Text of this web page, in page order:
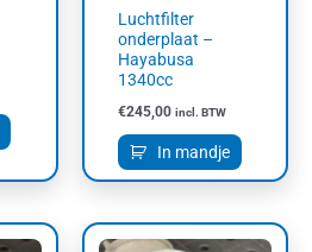
Luchtfilter
onderplaat –
Hayabusa
1340cc
€245,00 incl. BTW
In mandje